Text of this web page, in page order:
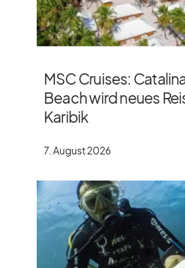
MSC Cruises:
Beach wird neues
Karibik
7. August 2026